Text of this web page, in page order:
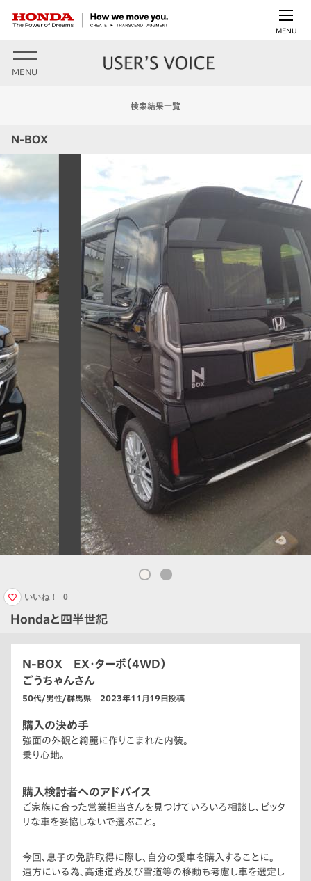
MENU
MENU
検索結果一覧
N-BOX
Hondaと四半世紀
いいね！ 0
N-BOX EX・ターボ（4WD）
ごうちゃんさん
50代/男性/群馬県 2023年11月19日投稿
購入の決め手
強面の外観と綺麗に作りこまれた内装。
乗り心地。
購入検討者へのアドバイス
ご家族に合った営業担当さんを見つけていろいろ相談し、ピッタ
リな車を妥協しないで選ぶこと。
今回、息子の免許取得に際し、自分の愛車を購入することに。
遠方にいる為、高速道路及び雪道等の移動も考慮し車を選定し